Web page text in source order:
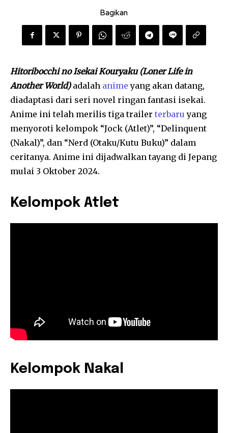
Bagikan
Hitoribocchi no Isekai Kouryaku (Loner Life in
Another World)adalah animeyang akan datang,
diadaptasi dari seri novel ringan fantasi isekai.
Anime ini telah merilis tiga trailer terbaruyang
menyoroti kelompok “Jock (Atlet)”, “Delinquent
(Nakal)”, dan “Nerd (Otaku/Kutu Buku)” dalam
ceritanya. Anime ini dijadwalkan tayang di Jepang
mulai 3 Oktober 2024.
Kelompok Atlet
Kelompok Nakal